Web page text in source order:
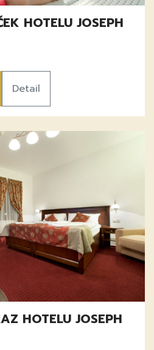
HOTELU JOSEPH
Detail
HOTELU JOSEPH